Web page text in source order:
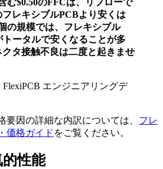
フレキシブルPCBより安くは
の規模では、フレキシブル
ータルで安くなることが多
タ接触不良は二度と起きませ
エンジニアリングデ
要因の詳細な内訳については、 フレ
価格ガイド をご覧ください。
性能